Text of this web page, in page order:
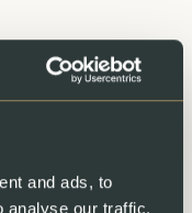
and ads, to
analyse our traffic.
sottostante: